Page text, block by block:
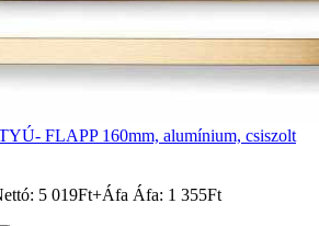
FLAPP 160mm, alumínium, csiszolt
5 019Ft+Áfa Áfa: 1 355Ft